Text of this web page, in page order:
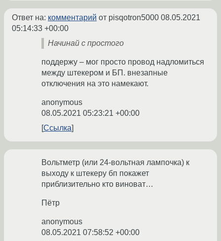
Ответ на: комментарий от pisqotron5000 08.05.2021
05:14:33 +00:00
Начинай с простого
поддержу – мог просто провод надломиться
между штекером и БП. внезапные
отключения на это намекают.
anonymous
08.05.2021 05:23:21 +00:00
Ссылка
Вольтметр (или 24-вольтная лампочка) к
выходу к штекеру бп покажет
приблизительно кто виноват…
Пётр
anonymous
08.05.2021 07:58:52 +00:00